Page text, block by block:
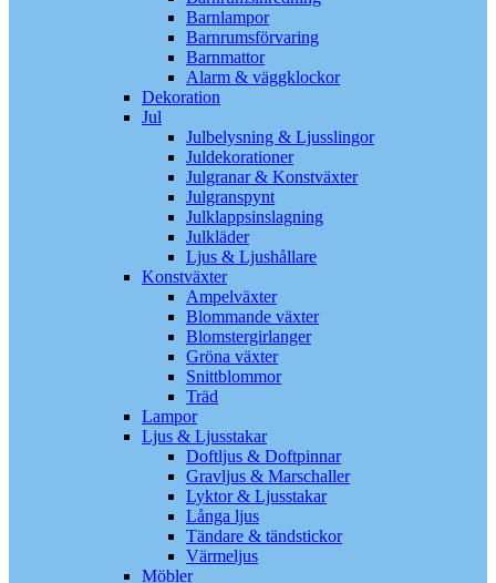
Barnlampor
Barnrumsförvaring
Barnmattor
Alarm & väggklockor
Dekoration
Jul
Julbelysning & Ljusslingor
Juldekorationer
Julgranar & Konstväxter
Julgranspynt
Julklappsinslagning
Julkläder
Ljus & Ljushållare
Konstväxter
Ampelväxter
Blommande växter
Blomstergirlanger
Gröna växter
Snittblommor
Träd
Lampor
Ljus & Ljusstakar
Doftljus & Doftpinnar
Gravljus & Marschaller
Lyktor & Ljusstakar
Långa ljus
Tändare & tändstickor
Värmeljus
Möbler